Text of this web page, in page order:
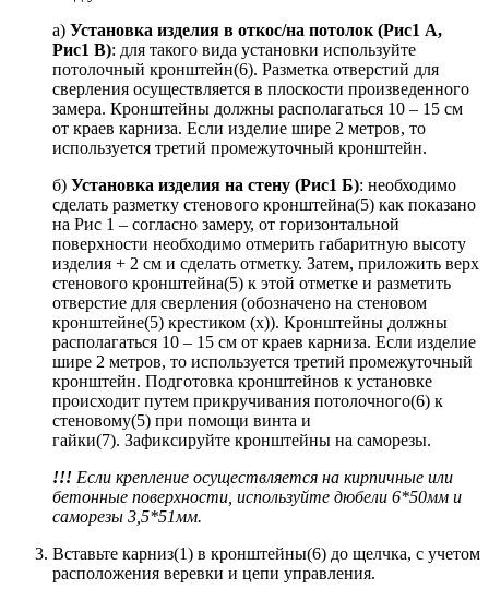
а) Установка изделия в откос/на потолок (Рис1 А,
Рис1 В): для такого вида установки используйте
потолочный кронштейн(6). Разметка отверстий для
сверления осуществляется в плоскости произведенного
замера. Кронштейны должны располагаться 10 – 15 см
от краев карниза. Если изделие шире 2 метров, то
используется третий промежуточный кронштейн.
б) Установка изделия на стену (Рис1 Б): необходимо
сделать разметку стенового кронштейна(5) как показано
на Рис 1 – согласно замеру, от горизонтальной
поверхности необходимо отмерить габаритную высоту
изделия + 2 см и сделать отметку. Затем, приложить верх
стенового кронштейна(5) к этой отметке и разметить
отверстие для сверления (обозначено на стеновом
кронштейне(5) крестиком (х)). Кронштейны должны
располагаться 10 – 15 см от краев карниза. Если изделие
шире 2 метров, то используется третий промежуточный
кронштейн. Подготовка кронштейнов к установке
происходит путем прикручивания потолочного(6) к
стеновому(5) при помощи винта и
гайки(7). Зафиксируйте кронштейны на саморезы.
!!! Если крепление осуществляется на кирпичные или
бетонные поверхности, используйте дюбели 6*50мм и
саморезы 3,5*51мм.
Вставьте карниз(1) в кронштейны(6) до щелчка, с учетом
расположения веревки и цепи управления.